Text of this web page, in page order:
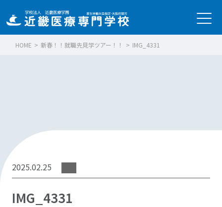
HOME > 新春！！就職先見学ツアー！！ > IMG_4331
2025.02.25
IMG_4331